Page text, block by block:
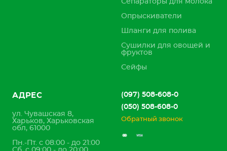
Сепараторы для молока
Опрыскиватели
Шланги для полива
Сушилки для овощей и
фруктов
Сейфы
АДРЕС
ул. Чувашская 8,
Харьков, Харьковская
обл, 61000
Пн.-Пт. с 08:00 - до 21:00
(097) 508-608-0
(050) 508-608-0
Обратный звонок